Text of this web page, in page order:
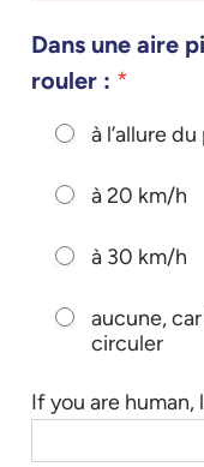
Dans une aire
rouler : *
à l’allure du
à 20 km/h
à 30 km/h
aucune, car
circuler
If you are